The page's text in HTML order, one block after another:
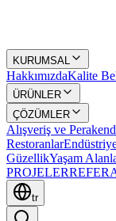
KURUMSAL
HakkımızdaKalite
ÜRÜNLER
ÇÖZÜMLER
Alışveriş ve
Restoranlar
GüzellikYaşam
PROJELER
tr